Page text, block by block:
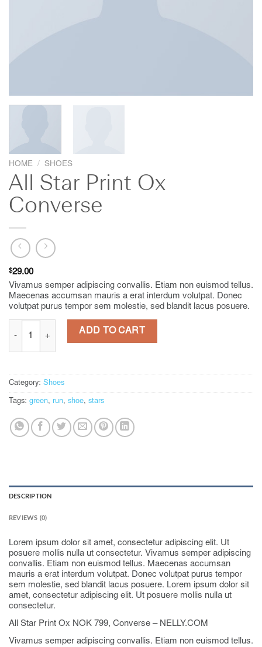
HOME / SHOES
All Star Print Ox
Converse
$29.00
Vivamus semper adipiscing convallis. Etiam non euismod tellus.
Maecenas accumsan mauris a erat interdum volutpat. Donec
volutpat purus tempor sem molestie, sed blandit lacus posuere.
All Star Print Ox Converse quantity
ADD TO CART
Category: Shoes
Tags: green, run, shoe, stars
DESCRIPTION
REVIEWS (0)
Lorem ipsum dolor sit amet, consectetur adipiscing elit. Ut
posuere mollis nulla ut consectetur. Vivamus semper adipiscing
convallis. Etiam non euismod tellus. Maecenas accumsan
mauris a erat interdum volutpat. Donec volutpat purus tempor
sem molestie, sed blandit lacus posuere. Lorem ipsum dolor sit
amet, consectetur adipiscing elit. Ut posuere mollis nulla ut
consectetur.
All Star Print Ox NOK 799, Converse – NELLY.COM
Vivamus semper adipiscing convallis. Etiam non euismod tellus.